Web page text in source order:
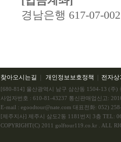
경남은행 617-07-
찾아오시는길 개인정보보호정책 전자
[680-814] 울산광역시 남구 삼산동 1504-13 (주
사업자번호 : 610-81-43237 통신판매업신고:
E-mail : egoodtour@nate.com 대표전화: 052)
[제주지사] 제주시 삼도2동 1181번지 3층 TEL:
COPYRIGHT(C) 2011 golftour119.co.kr . ALL